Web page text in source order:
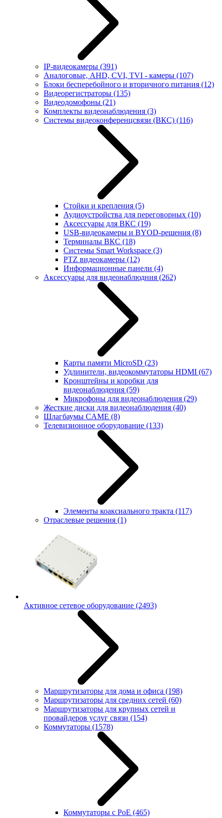
IP-видеокамеры (391)
Аналоговые, AHD, CVI, TVI - камеры (107)
Блоки бесперебойного и вторичного питания (12)
Видеорегистраторы (135)
Видеодомофоны (21)
Комплекты видеонаблюдения (3)
Системы видеоконференцсвязи (ВКС) (116)
Стойки и крепления (5)
Аудиоустройства для переговорных (10)
Аксессуары для ВКС (19)
USB-видеокамеры и BYOD-решения (8)
Терминалы ВКС (18)
Системы Smart Workspace (3)
PTZ видеокамеры (12)
Информационные панели (4)
Аксессуары для видеонаблюдния (262)
Карты памяти MicroSD (23)
Удлинители, видеокоммутаторы HDMI (67)
Кронштейны и коробки для
видеонаблюдения (59)
Микрофоны для видеонаблюдения (29)
Жесткие диски для видеонаблюдения (40)
Шлагбаумы CAME (8)
Телевизионное оборудование (133)
Элементы коаксиального тракта (117)
Отраслевые решения (1)
Активное сетевое оборудование (2493)
Маршрутизаторы для дома и офиса (198)
Маршрутизаторы для средних сетей (60)
Маршрутизаторы для крупных сетей и
провайдеров услуг связи (154)
Коммутаторы (1578)
Коммутаторы с PoE (465)